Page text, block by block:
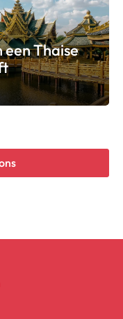
een Thaise